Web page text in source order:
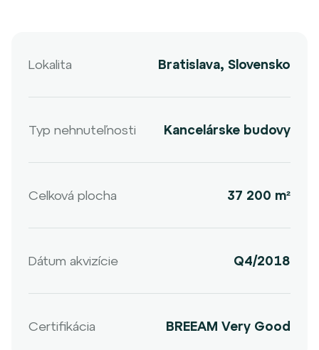
Lokalita Bratislava, Slovensko
Typ nehnuteľnosti Kancelárske budovy
Celková plocha 37 200 m²
Dátum akvizície Q4/2018
Certifikácia BREEAM Very Good